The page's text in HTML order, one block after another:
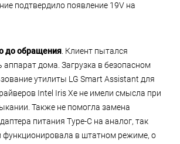
подтвердило появление 19V на
до обращения. Клиент пытался
аппарат дома. Загрузка в безопасном
утилиты LG Smart Assistant для
Intel Iris Xe не имели смысла при
Также не помогла замена
питания Type-C на аналог, так
функционировала в штатном режиме, о